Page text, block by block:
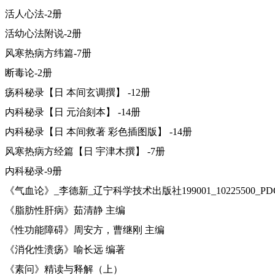
活人心法-2册
活幼心法附说-2册
风寒热病方纬篇-7册
断毒论-2册
疡科秘录【日 本间玄调撰】 -12册
内科秘录【日 元治刻本】 -14册
内科秘录【日 本间救著 彩色插图版】 -14册
风寒热病方经篇【日 宇津木撰】 -7册
内科秘录-9册
《气血论》_李德新_辽宁科学技术出版社
《脂肪性肝病》茹清静 主编
《性功能障碍》周安方，曹继刚 主编
《消化性溃疡》喻长远 编著
《素问》精读与释解（上）